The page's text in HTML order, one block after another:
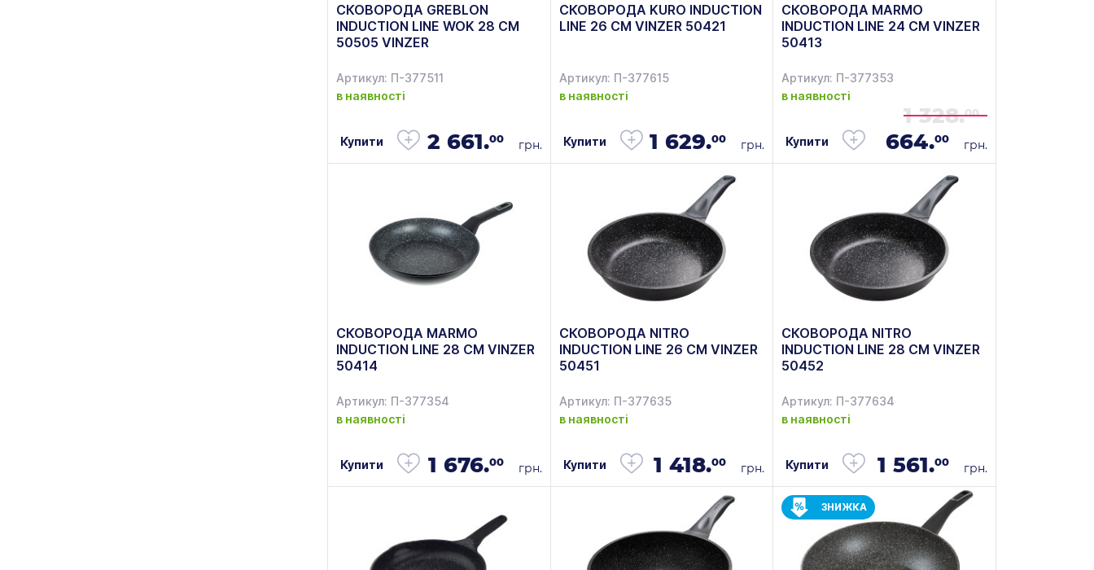
СКОВОРОДА GREBLON
INDUCTION LINE WOK 28 СМ
50505 VINZER
Артикул: П-377511
в наявності
Купити 2 661.00 грн.
СКОВОРОДА KURO INDUCTION
LINE 26 CM VINZER 50421
Артикул: П-377615
в наявності
Купити 1 629.00 грн.
СКОВОРОДА MARMO
INDUCTION LINE 24 СМ VINZER
50413
Артикул: П-377353
в наявності
1 328.00
Купити 664.00 грн.
СКОВОРОДА MARMO
INDUCTION LINE 28 СМ VINZER
50414
Артикул: П-377354
в наявності
Купити 1 676.00 грн.
СКОВОРОДА NITRO
INDUCTION LINE 26 СМ VINZER
50451
Артикул: П-377635
в наявності
Купити 1 418.00 грн.
СКОВОРОДА NITRO
INDUCTION LINE 28 СМ VINZER
50452
Артикул: П-377634
в наявності
Купити 1 561.00 грн.
ЗНИЖКА